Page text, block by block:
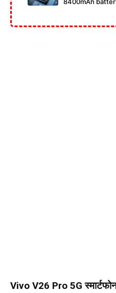
Vivo V26 Pro 5G स्मार्टफोन